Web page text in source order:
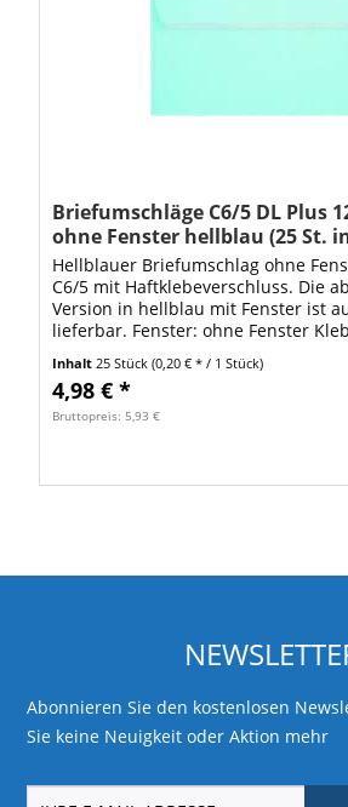
Briefumschläge C6/5 DL Plus
ohne Fenster hellblau (25 St.
Hellblauer Briefumschlag ohne
C6/5 mit Haftklebeverschluss. Die
Version in hellblau mit Fenster ist
lieferbar. Fenster: ohne Fenster
Inhalt25 Stück(0,20 € * / 1 Stück)
4,98 € *
Bruttopreis: 5,93 €
Abonnieren Sie den kostenlosen
Sie keine Neuigkeit oder Aktion mehr